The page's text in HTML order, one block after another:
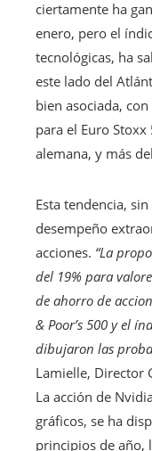
ciertamente ha
enero, pero el
tecnológicas, ha
este lado del
bien asociada,
para el Euro
alemana, y más
Esta tendencia,
desempeño
acciones. “La
del 19% para
de ahorro de
& Poor’s 500 y el
dibujaron las
Lamielle, Director
La acción de
gráficos, se ha
principios de año,